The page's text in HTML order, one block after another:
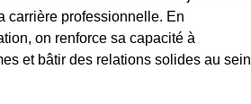
carrière professionnelle. En
on renforce sa capacité à
et bâtir des relations solides au sein